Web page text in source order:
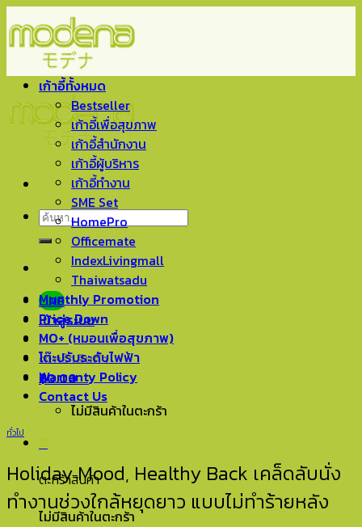
to
content
ค้นหา:
LINE
เข้าสู่ระบบ
ตะกร้าสินค้า
฿0.000
ไม่มีสินค้าในตะกร้า
ตะกร้าสินค้า
ไม่มีสินค้าในตะกร้า
เก้าอี้ทั้งหมด
Bestseller
เก้าอี้เพื่อสุขภาพ
เก้าอี้สำนักงาน
เก้าอี้ผู้บริหาร
เก้าอี้ทำงาน
SME Set
HomePro
Officemate
IndexLivingmall
Thaiwatsadu
Monthly Promotion
Price Down
MO+ (หมอนเพื่อสุขภาพ)
โต๊ะปรับระดับไฟฟ้า
Warranty Policy
Contact Us
ทั่วไป
Holiday Mood, Healthy Back เคล็ดลับนั่ง
ทำงานช่วงใกล้หยุดยาว แบบไม่ทำร้ายหลัง